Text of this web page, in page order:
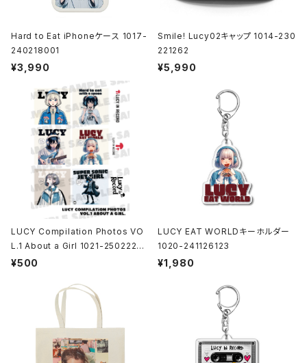
Hard to Eat iPhoneケース 1017-
240218001
¥3,990
Smile! Lucy02キャップ 1014-230
221262
¥5,990
LUCY Compilation Photos VO
L.1 About a Girl 1021-25022200
1
¥500
LUCY EAT WORLDキーホルダー
1020-241126123
¥1,980